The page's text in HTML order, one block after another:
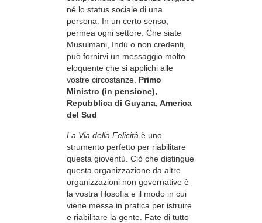
né lo status sociale di una
persona. In un certo senso,
permea ogni settore. Che siate
Musulmani, Indù o non credenti,
può fornirvi un messaggio molto
eloquente che si applichi alle
vostre circostanze. Primo
Ministro (in pensione),
Repubblica di Guyana, America
del Sud
La Via della Felicità è uno
strumento perfetto per riabilitare
questa gioventù. Ciò che distingue
questa organizzazione da altre
organizzazioni non governative è
la vostra filosofia e il modo in cui
viene messa in pratica per istruire
e riabilitare la gente. Fate di tutto